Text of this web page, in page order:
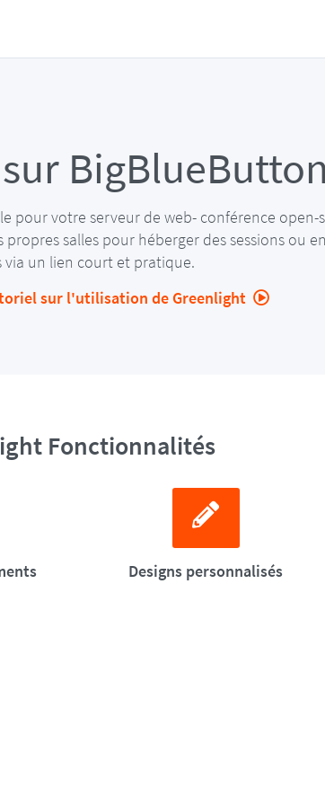
pour votre serveur de web- conférence open-
salles pour héberger des sessions ou
via un lien court et pratique.
sur l'utilisation de Greenlight
Fonctionnalités
Designs personnalisés